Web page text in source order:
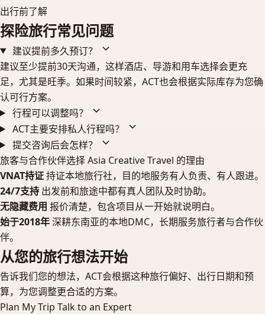
出行前了解
探险旅行常见问题
建议提前多久预订？
建议至少提前30天沟通，这样酒店、导游和用车选择会更充
足，尤其是旺季。如果时间较紧，ACT也会根据实际库存为您确
认可行方案。
行程可以调整吗？
ACT主要安排私人行程吗？
提交咨询后会怎样？
旅客与合作伙伴选择 Asia Creative Travel 的理由
VNAT持证持证本地旅行社，目的地服务有人负责、有人跟进。
24/7支持 出发前和旅途中都有真人团队及时协助。
无隐藏费用 报价清楚，包含项目从一开始就说明白。
始于2018年深耕东南亚的本地DMC，长期服务旅行者与合作伙
伴。
从您的旅行想法开始
告诉我们您的想法，ACT会根据这种旅行偏好、出行日期和预
算，为您调整更合适的方案。
Plan My Trip Talk to an Expert